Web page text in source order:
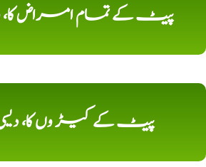
پیٹ کے تمام امراض کا،
پیٹ کے کیڑ وں کا،